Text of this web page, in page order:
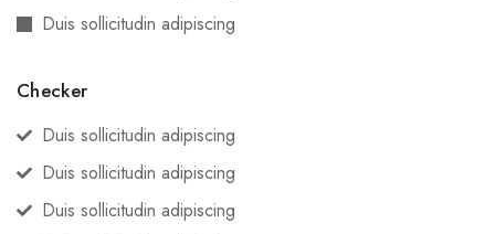
Duis sollicitudin adipiscing
Checker
Duis sollicitudin adipiscing
Duis sollicitudin adipiscing
Duis sollicitudin adipiscing